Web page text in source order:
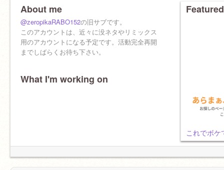
About me
@zeropikaRABO152の旧サブです。
このアカウントは、近々に没ネタやリミックス
用のアカウントになる予定です。活動完全再開
までしばらくお待ち下さい。
What I'm working on
これでボケ